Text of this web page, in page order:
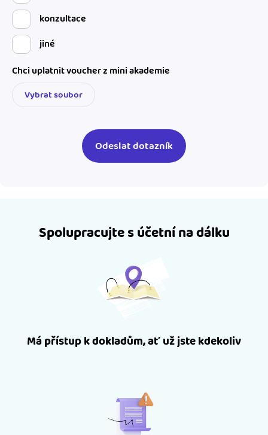
konzultace
jiné
Chci uplatnit voucher z mini akademie
Vybrat soubor
Spolupracujte s účetní na dálku
Má přístup k dokladům, ať už jste kdekoliv